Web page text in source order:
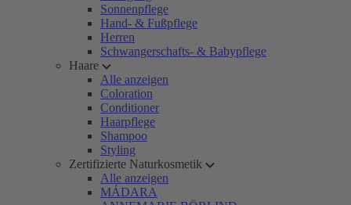
Sonnenpflege
Hand- & Fußpflege
Herren
Schwangerschafts- & Babypflege
Haare
Alle anzeigen
Coloration
Conditioner
Haarpflege
Shampoo
Styling
Zertifizierte Naturkosmetik
Alle anzeigen
MÁDARA